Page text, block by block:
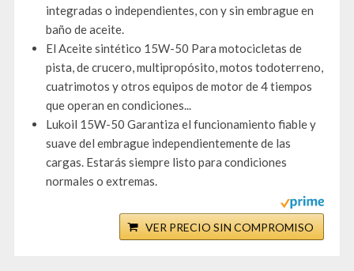
integradas o independientes, con y sin embrague en
baño de aceite.
El Aceite sintético 15W-50 Para motocicletas de
pista, de crucero, multipropósito, motos todoterreno,
cuatrimotos y otros equipos de motor de 4 tiempos
que operan en condiciones...
Lukoil 15W-50 Garantiza el funcionamiento fiable y
suave del embrague independientemente de las
cargas. Estarás siempre listo para condiciones
normales o extremas.
VER PRECIO SIN COMPROMISO